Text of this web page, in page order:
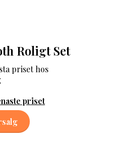
Roligt Set
priset hos
priset